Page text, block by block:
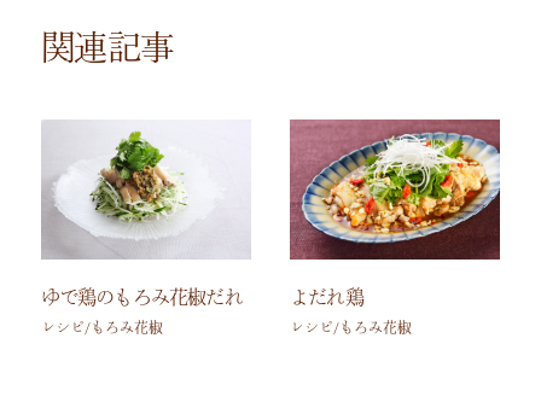
関連記事
ゆで鶏のもろみ花椒だれ
レシピ/もろみ花椒
よだれ鶏
レシピ/もろみ花椒